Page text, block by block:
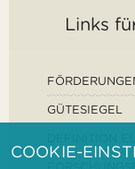
Links
GÜTESIEGEL
COOKIE-